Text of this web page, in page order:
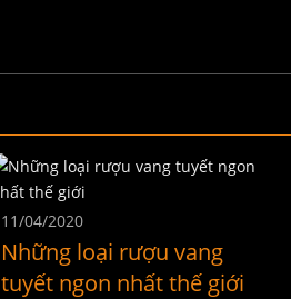
11/04/2020
Những loại rượu vang
tuyết ngon nhất thế giới